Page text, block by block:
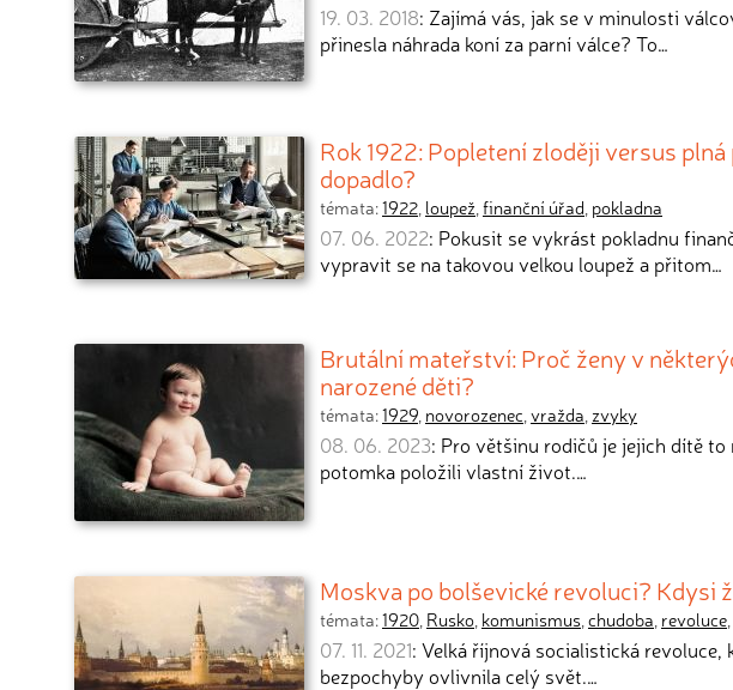
19. 03. 2018: Zajímá vás, jak se v minulosti
přinesla náhrada koní za parní válce? To…
Rok 1922: Popletení zloději versus
dopadlo?
témata:1922, loupež,finanční úřad, pokladna
07. 06. 2022: Pokusit se vykrást pokladnu
vypravit se na takovou velkou loupež a přitom…
Brutální mateřství: Proč ženy v
narozené děti?
témata:1929, novorozenec,vražda, zvyky
08. 06. 2023: Pro většinu rodičů je jejich dítě to
potomka položili vlastní život.…
Moskva po bolševické revoluci? Kdysi
témata:1920, Rusko, komunismus,chudoba, revoluce,
07. 11. 2021: Velká říjnová socialistická revoluce,
bezpochyby ovlivnila celý svět.…